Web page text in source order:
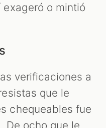
o mintió
verificaciones a
que le
chequeables fue
De ocho que le